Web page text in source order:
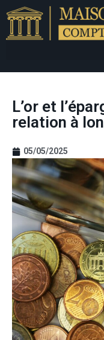
L’or et
relation à
05/05/2025